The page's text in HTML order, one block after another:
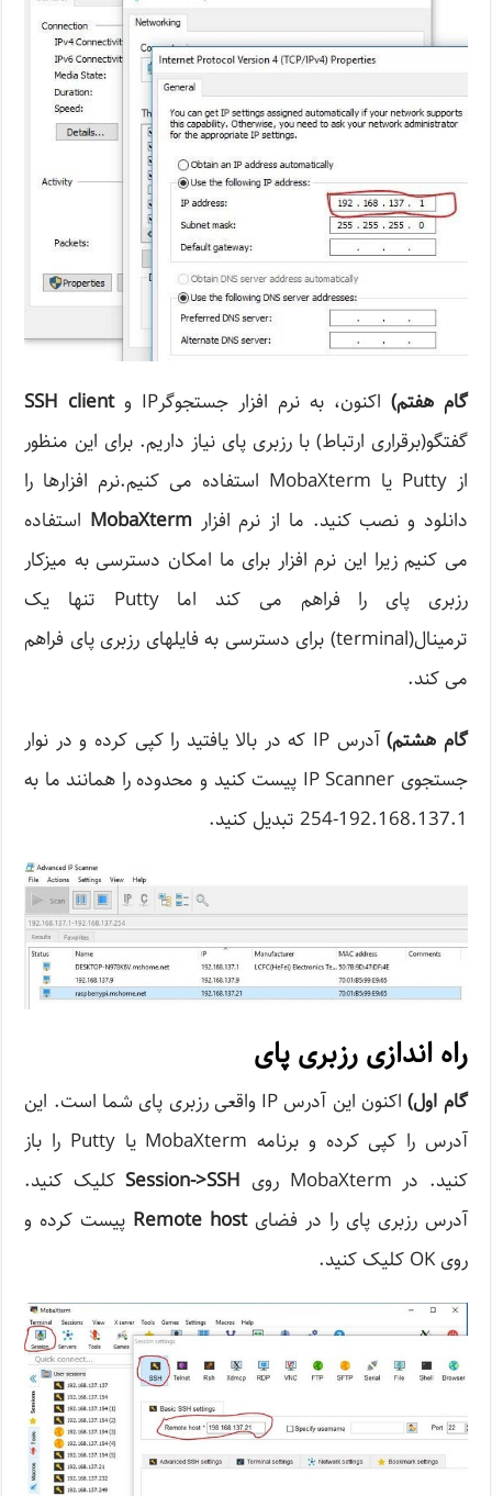
گام هفتم) اکنون، به نرم افزار جستجوگرIP و
SSH client
گفتگو(برقراری ارتباط) با رزبری پای نیاز داریم. برای این منظور
از Putty یا MobaXterm استفاده می کنیم.نرم افزارها را
دانلود و نصب کنید. ما از نرم افزارMobaXterm استفاده
می کنیم زیرا این نرم افزار برای ما امکان دسترسی به میزکار
رزبری پای را فراهم می کند اما Putty تنها یک
ترمینال(terminal) برای دسترسی به فایلهای رزبری پای فراهم
می کند.
گام هشتم)
آدرس IP که در بالا یافتید را کپی کرده و در نوار
جستجوی IP Scanner پیست کنید و محدوده را همانند ما به
192.168.137.1-254 تبدیل کنید.
راه اندازی رزبری پای
گام اول)
اکنون این آدرس IP واقعی رزبری پای شما است. این
آدرس را کپی کرده و برنامه MobaXterm یا Putty را باز
کنید. در MobaXterm روی
Session->SSH کلیک کنید.
آدرس رزبری پای را در فضایRemote host پیست کرده و
روی OK کلیک کنید.